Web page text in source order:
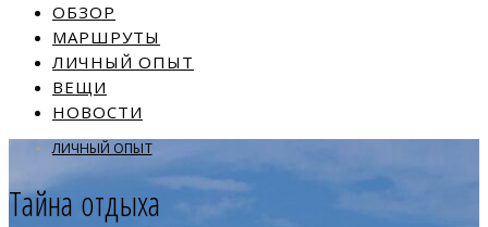
ОБЗОР
МАРШРУТЫ
ЛИЧНЫЙ ОПЫТ
ВЕЩИ
НОВОСТИ
ЛИЧНЫЙ ОПЫТ
Тайна отдыха